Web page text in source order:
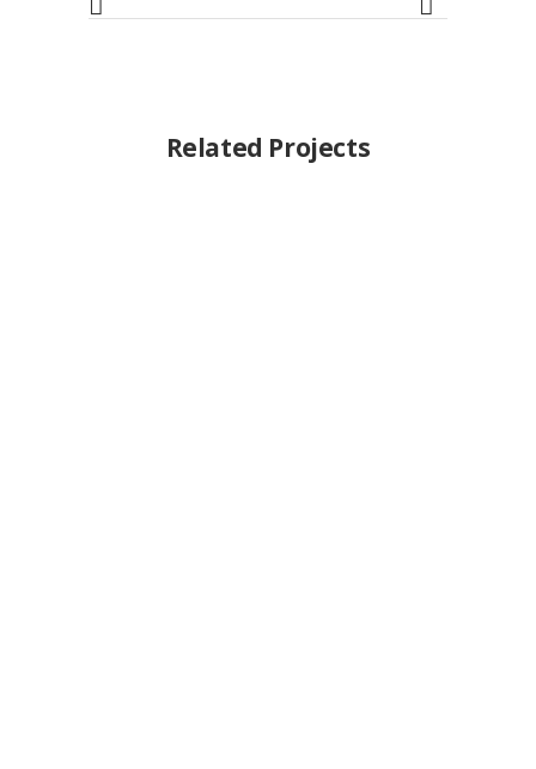
Related Projects